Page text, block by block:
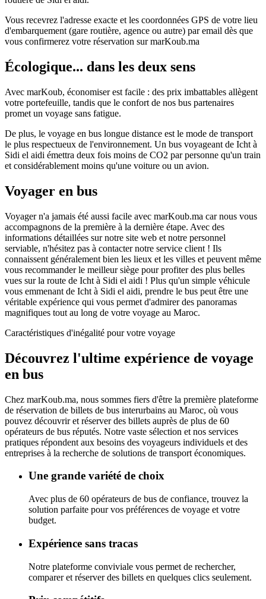
Vous recevrez l'adresse exacte et les coordonnées GPS de votre lieu
d'embarquement (gare routière, agence ou autre) par email dès que
vous confirmerez votre réservation sur marKoub.ma
Écologique... dans les deux sens
Avec marKoub, économiser est facile : des prix imbattables allègent
votre portefeuille, tandis que le confort de nos bus partenaires
promet un voyage sans fatigue.
De plus, le voyage en bus longue distance est le mode de transport
le plus respectueux de l'environnement. Un bus voyageant de Icht à
Sidi el aidi émettra deux fois moins de CO2 par personne qu'un train
et considérablement moins qu'une voiture ou un avion.
Voyager en bus
Voyager n'a jamais été aussi facile avec marKoub.ma car nous vous
accompagnons de la première à la dernière étape. Avec des
informations détaillées sur notre site web et notre personnel
serviable, n'hésitez pas à contacter notre service client ! Ils
connaissent généralement bien les lieux et les villes et peuvent même
vous recommander le meilleur siège pour profiter des plus belles
vues sur la route de Icht à Sidi el aidi ! Plus qu'un simple véhicule
vous emmenant de Icht à Sidi el aidi, prendre le bus peut être une
véritable expérience qui vous permet d'admirer des panoramas
magnifiques tout au long de votre voyage au Maroc.
Caractéristiques d'inégalité pour votre voyage
Découvrez l'ultime expérience de voyage
en bus
Chez marKoub.ma, nous sommes fiers d'être la première plateforme
de réservation de billets de bus interurbains au Maroc, où vous
pouvez découvrir et réserver des billets auprès de plus de 60
opérateurs de bus réputés. Notre vaste sélection et nos services
pratiques répondent aux besoins des voyageurs individuels et des
entreprises à la recherche de solutions de transport économiques.
Une grande variété de choix
Avec plus de 60 opérateurs de bus de confiance, trouvez la
solution parfaite pour vos préférences de voyage et votre
budget.
Expérience sans tracas
Notre plateforme conviviale vous permet de rechercher,
comparer et réserver des billets en quelques clics seulement.